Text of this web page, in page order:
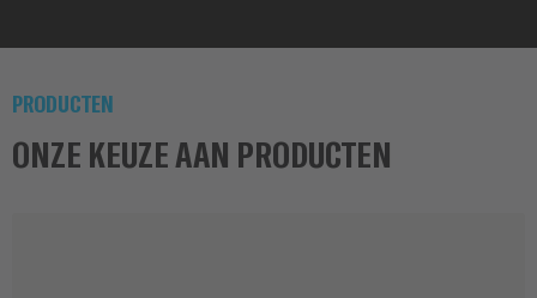
PRODUCTEN
ONZE KEUZE AAN PRODUCTEN